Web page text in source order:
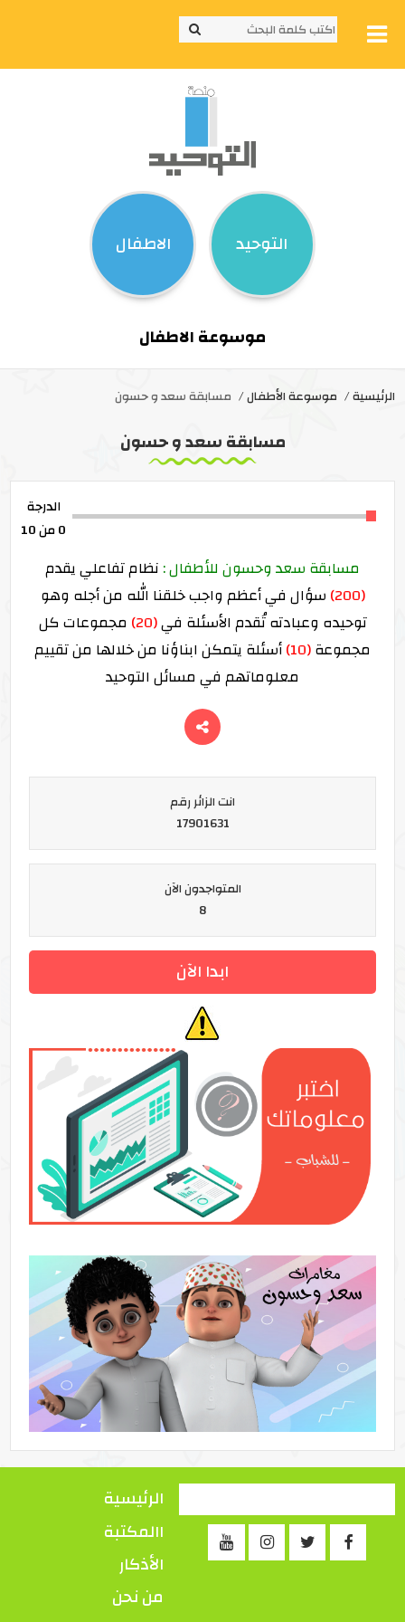
التوحيد الاطفال
موسوعة الاطفال
الرئيسية موسوعة الأطفال مسابقة سعد و حسون
مسابقة سعد و حسون
الدرجة
0من 10
مسابقة سعد وحسون للأطفال : نظام تفاعلي يقدم
(200)
سؤال في أعظم واجب خلقنا الله من أجله وهو
توحيده وعبادته تُقدم الأسئلة في(20)
مجموعات كل
مجموعة(10)
أسئلة يتمكن ابناؤنا من خلالها من تقييم
معلوماتهم في مسائل التوحيد
انت الزائر رقم
17901631
المتواجدون الآن
8
ابدا الآن
الرئيسية
االمكتبة
الأذكار
من نحن